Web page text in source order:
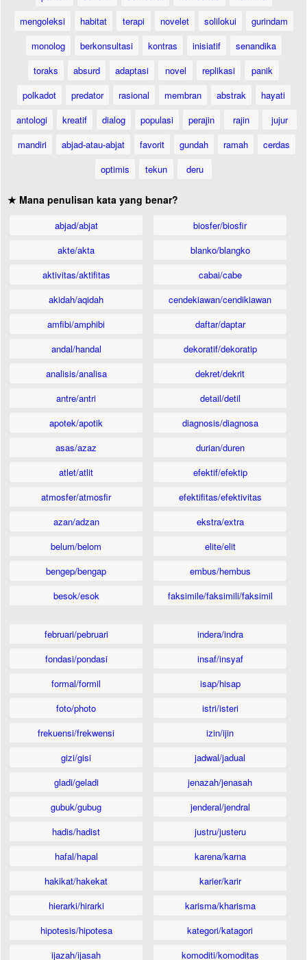
mengoleksi
habitat terapi novelet solilokui
gurindam
monolog
berkonsultasi kontras inisiatif
senandika
toraks
absurd adaptasi novel replikasi
panik
polkadot
predator rasional membran abstrak
hayati
antologi
kreatif dialog populasi perajin rajin
jujur
mandiri
abjad-atau-abjat favorit gundah ramah
cerdas
optimis
tekun deru
★ Mana penulisan kata yang benar?
abjad/abjat
akte/akta
aktivitas/aktifitas
akidah/aqidah
amfibi/amphibi
andal/handal
analisis/analisa
antre/antri
apotek/apotik
asas/azaz
atlet/atlit
atmosfer/atmosfir
azan/adzan
belum/belom
bengep/bengap
besok/esok
biosfer/biosfir
blanko/blangko
cabai/cabe
cendekiawan/cendikiawan
daftar/daptar
dekoratif/dekoratip
dekret/dekrit
detail/detil
diagnosis/diagnosa
durian/duren
efektif/efektip
efektifitas/efektivitas
ekstra/extra
elite/elit
embus/hembus
faksimile/faksimili/faksimil
februari/pebruari
fondasi/pondasi
formal/formil
foto/photo
frekuensi/frekwensi
gizi/gisi
gladi/geladi
gubuk/gubug
hadis/hadist
hafal/hapal
hakikat/hakekat
hierarki/hirarki
hipotesis/hipotesa
ijazah/ijasah
indera/indra
insaf/insyaf
isap/hisap
istri/isteri
izin/ijin
jadwal/jadual
jenazah/jenasah
jenderal/jendral
justru/justeru
karena/karna
karier/karir
karisma/kharisma
kategori/katagori
komoditi/komoditas